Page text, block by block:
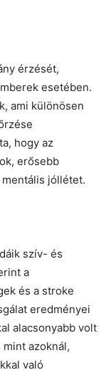
érzését,
esetében.
ami különösen
hogy az
erősebb
jóllétet.
szív- és
a
és a stroke
eredményei
alacsonyabb volt
azoknál,
való